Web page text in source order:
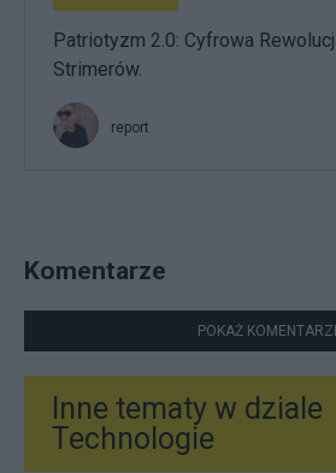
Patriotyzm 2.0: Cyfrowa
Strimerów.
report
Komentarze
POKAŻ
Inne tematy w dziale
Technologie